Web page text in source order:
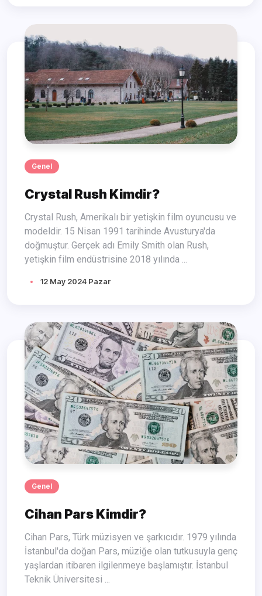
Genel
Crystal Rush Kimdir?
Crystal Rush, Amerikalı bir yetişkin film oyuncusu ve
modeldir. 15 Nisan 1991 tarihinde Avusturya'da
doğmuştur. Gerçek adı Emily Smith olan Rush,
yetişkin film endüstrisine 2018 yılında ...
12 May 2024 Pazar
Genel
Cihan Pars Kimdir?
Cihan Pars, Türk müzisyen ve şarkıcıdır. 1979 yılında
İstanbul'da doğan Pars, müziğe olan tutkusuyla genç
yaşlardan itibaren ilgilenmeye başlamıştır. İstanbul
Teknik Üniversitesi ...